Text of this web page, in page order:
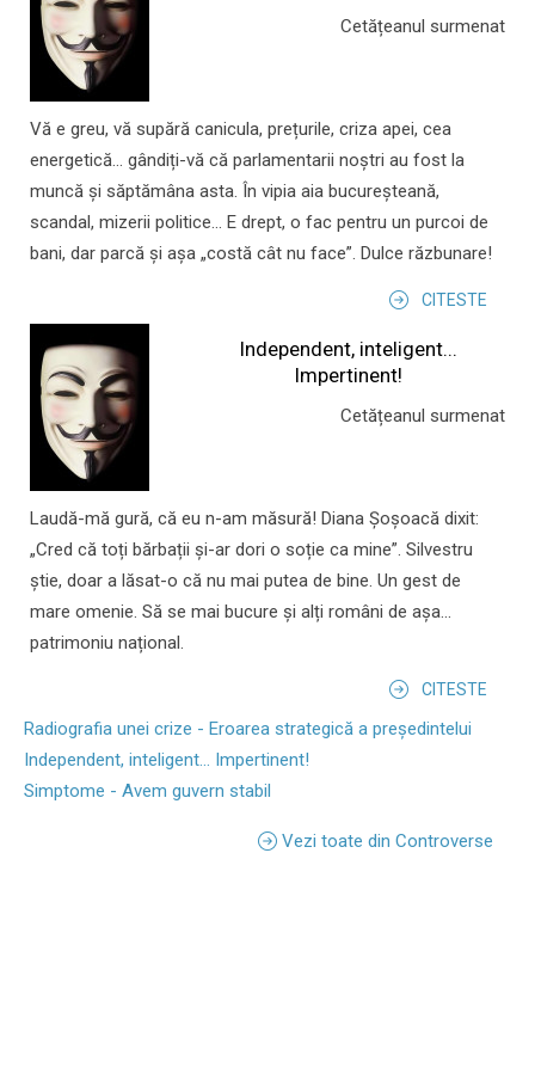
Cetățeanul surmenat
Vă e greu, vă supără canicula, prețurile, criza apei, cea
energetică... gândiți-vă că parlamentarii noștri au fost la
muncă și săptămâna asta. În vipia aia bucureșteană,
scandal, mizerii politice... E drept, o fac pentru un purcoi de
bani, dar parcă și așa „costă cât nu face”. Dulce răzbunare!
CITESTE
Independent, inteligent...
Impertinent!
Cetățeanul surmenat
Laudă-mă gură, că eu n-am măsură! Diana Șoșoacă dixit:
„Cred că toți bărbații și-ar dori o soție ca mine”. Silvestru
știe, doar a lăsat-o că nu mai putea de bine. Un gest de
mare omenie. Să se mai bucure și alți români de așa...
patrimoniu național.
CITESTE
Radiografia unei crize - Eroarea strategică a președintelui
Independent, inteligent... Impertinent!
Simptome - Avem guvern stabil
Vezi toate din Controverse